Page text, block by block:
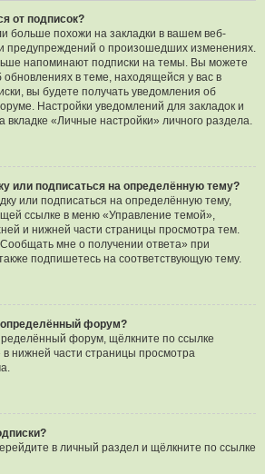
от подписок?
больше похожи на закладки в вашем веб-
предупреждений о произошедших изменениях.
напоминают подписки на темы. Вы можете
в теме, находящейся у вас в
вы будете получать уведомления об
Настройки уведомлений для закладок и
вкладке «Личные настройки» личного раздела.
или подписаться на определённую тему?
или подписаться на определённую тему,
ссылке в меню «Управление темой»,
и нижней части страницы просмотра тем.
мне о получении ответа» при
подпишетесь на соответствующую тему.
определённый форум?
форум, щёлкните по ссылке
нижней части страницы просмотра
в личный раздел и щёлкните по ссылке